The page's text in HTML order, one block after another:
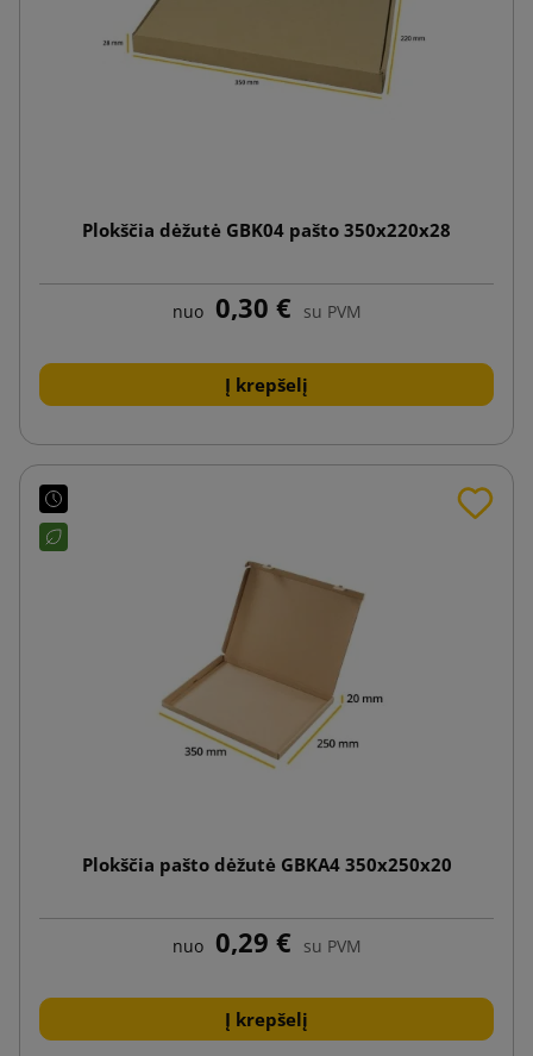
Plokščia dėžutė GBK04 pašto 350x220x28
nuo 0,30 € su PVM
Į krepšelį
Plokščia pašto dėžutė GBKA4 350x250x20
nuo 0,29 € su PVM
Į krepšelį